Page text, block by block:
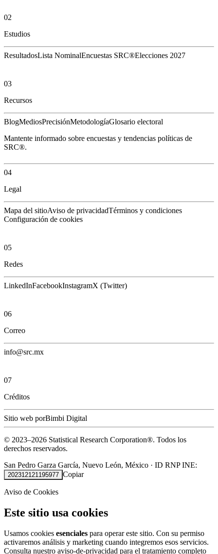
02
Estudios
ResultadosLista NominalEncuestas SRC®Elecciones 2027
03
Recursos
BlogMediosPrecisiónMetodologíaGlosario electoral
Mantente informado sobre encuestas y tendencias políticas de
SRC®.
04
Legal
Mapa del sitioAviso de privacidadTérminos y condiciones
Configuración de cookies
05
Redes
LinkedInFacebookInstagramX (Twitter)
06
Correo
info@src.mx
07
Créditos
Sitio web porBimbi Digital
© 2023–2026 Statistical Research Corporation®. Todos los
derechos reservados.
San Pedro Garza García, Nuevo León, México · ID RNP INE:
202312121195977 Copiar
Aviso de Cookies
Este sitio usa cookies
Usamos cookies esenciales para operar este sitio. Con su permiso
activaremos análisis y marketing cuando integremos esos servicios.
Consulta nuestro aviso-de-privacidad para el tratamiento completo